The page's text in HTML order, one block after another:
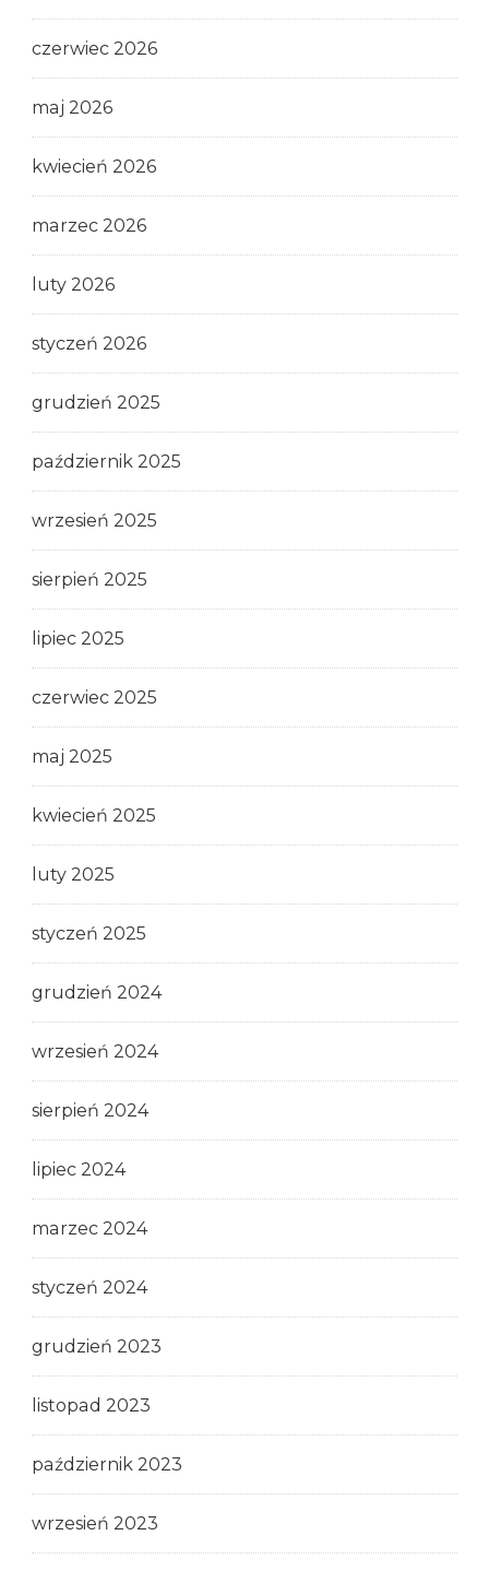
czerwiec 2026
maj 2026
kwiecień 2026
marzec 2026
luty 2026
styczeń 2026
grudzień 2025
październik 2025
wrzesień 2025
sierpień 2025
lipiec 2025
czerwiec 2025
maj 2025
kwiecień 2025
luty 2025
styczeń 2025
grudzień 2024
wrzesień 2024
sierpień 2024
lipiec 2024
marzec 2024
styczeń 2024
grudzień 2023
listopad 2023
październik 2023
wrzesień 2023